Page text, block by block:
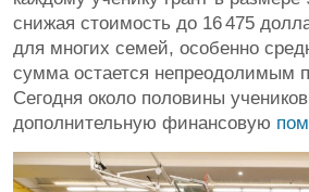
снижая стоимость до 16 475
для многих семей, особенно
сумма остается непреодолимым
Сегодня около половины
дополнительную финансовую